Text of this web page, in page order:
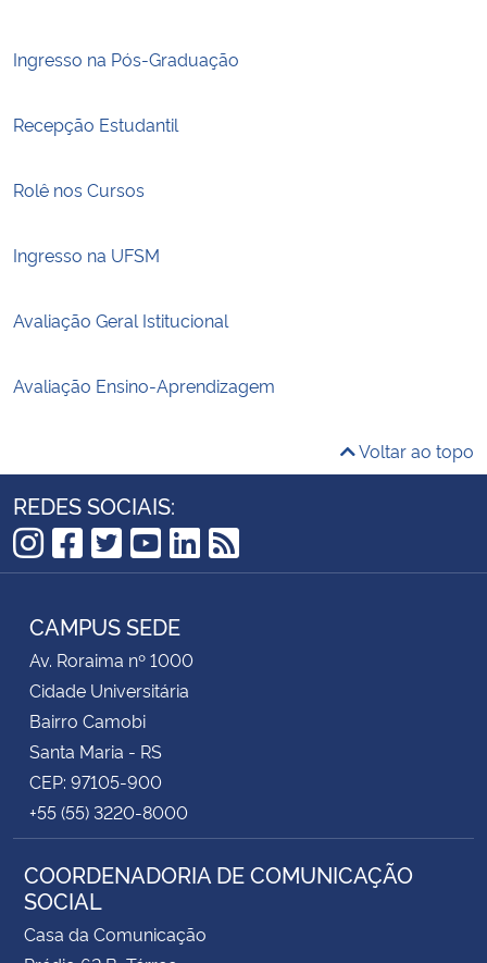
Ingresso na Pós-Graduação
Recepção Estudantil
Rolê nos Cursos
Ingresso na UFSM
Avaliação Geral Istitucional
Avaliação Ensino-Aprendizagem
Voltar ao topo
REDES SOCIAIS:
Instagram
Facebook
Twitter
YouTube
LinkedIn
RSS
CAMPUS SEDE
Av. Roraima nº 1000
Cidade Universitária
Bairro Camobi
Santa Maria - RS
CEP: 97105-900
+55 (55) 3220-8000
COORDENADORIA DE COMUNICAÇÃO
SOCIAL
Casa da Comunicação